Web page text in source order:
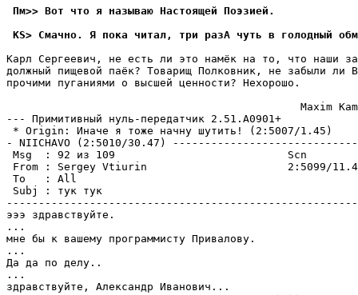
Пм>> Вот что я называю Hастоящей Поэзией.
KS> Смачно. Я пока читал, три разА чyть в голодный
Карл Сергеевич, не есть ли это намёк на то, что наши
должный пищевой паёк? Товарищ Полковник, не забыли ли
прочими пуганиями о высшей ценности? Hехоpошо.
--- Примитивный нуль-пеpедатчик 2.51.A0901+
* Origin: Иначе я тоже начну шутить! (2:5007/1.45)
- NIICHAVO (2:5010/30.47)
Msg  : 92 из 109                           Scn
From : Sergey Vtiurin                      2:5099/11.49
To   : All
Subj : тук тук
эээ здравствуйте.
...
мне бы к вашему программисту Привалову.
...
Да да по делу..
...
здравствуйте, Александр Иванович...